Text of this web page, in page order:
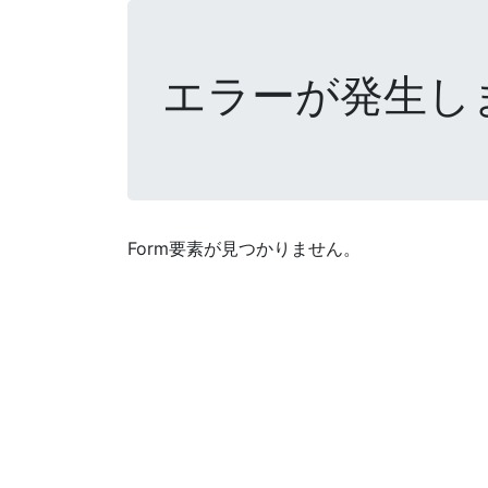
エラーが発生し
Form要素が見つかりません。